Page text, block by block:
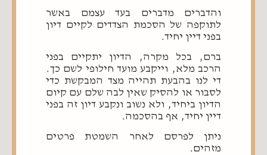
והדברים מדברים בעד עצמם באשר
לתוקפה של הסכמת הצדדים לקיים דיון
בפני דיין יחיד.
ברם, בכל מקרה, הדיון יתקיים בפני
הרכב מלא, וייקבע מועד חילופי לשם כך.
די לנו בהבעת תהייה מצד המבקשת כדי
לסבור או להסיק שאין לבה שלם עם קיום
הדיון ביחיד, ולא נשוב ונקבע דיון זה בפני
דיין יחיד, אף בהסכמה.
ניתן לפרסם לאחר השמטת פרטים
מזהים.